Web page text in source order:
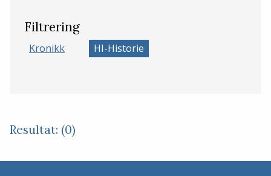
Filtrering
Kronikk HI-Historie
Resultat: (0)